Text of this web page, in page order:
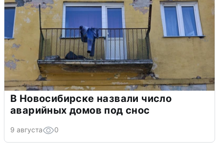
В Новосибирске назвали число
аварийных домов под снос
9 августа 0